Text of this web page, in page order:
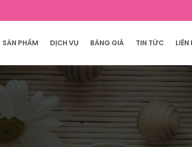
SẢN PHẨM DỊCH VỤ BẢNG GIÁ TIN TỨC LIÊN